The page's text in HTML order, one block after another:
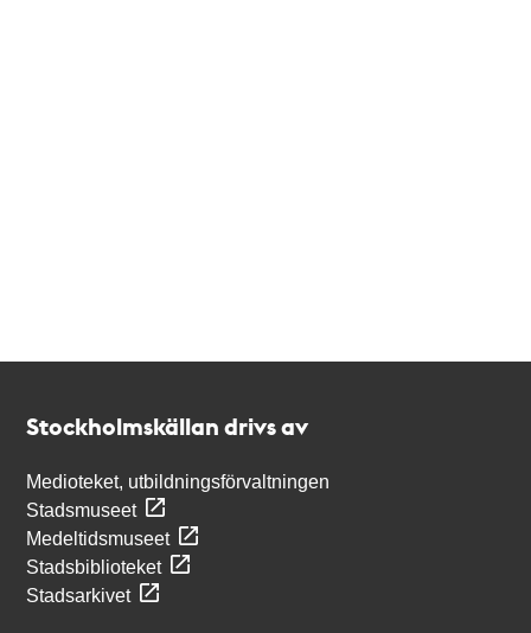
Stockholmskällan drivs av
Medioteket, utbildningsförvaltningen
Stadsmuseet
Medeltidsmuseet
Stadsbiblioteket
Stadsarkivet